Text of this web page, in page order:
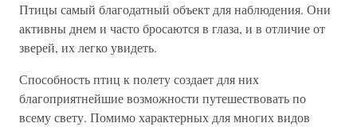
Птицы самый благодатный объект для наблюдения. Они
активны днем и часто бросаются в глаза, и в отличие от
зверей, их легко увидеть.
Способность птиц к полету создает для них
благоприятнейшие возможности путешествовать по
всему свету. Помимо характерных для многих видов